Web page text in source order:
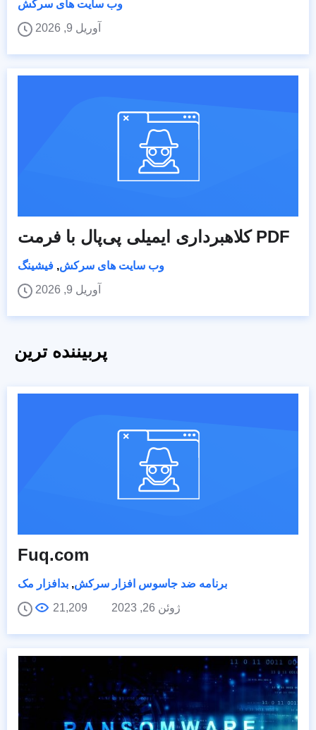
وب سایت های سرکش
آوریل 9, 2026
کلاهبرداری ایمیلی پی‌پال با فرمت PDF
وب سایت های سرکش, فیشینگ
آوریل 9, 2026
پربیننده ترین
Fuq.com
برنامه ضد جاسوس افزار سرکش, بدافزار مک
ژوئن 26, 2023
21,209